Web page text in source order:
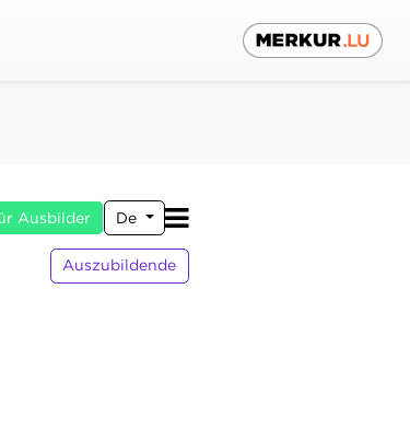
Ausbilder De
Auszubildende